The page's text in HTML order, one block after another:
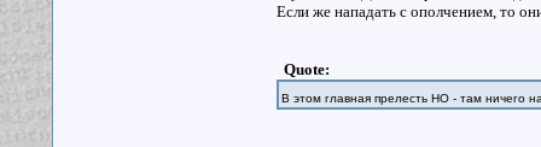
Если же нападать с ополчением, то
Quote:
В этом главная прелесть НО - там ничего